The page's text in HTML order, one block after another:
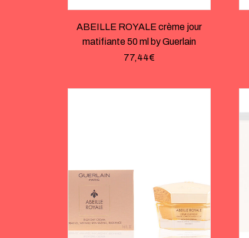
ABEILLE ROYALE crème jour
matifiante 50 ml by Guerlain
77,44€